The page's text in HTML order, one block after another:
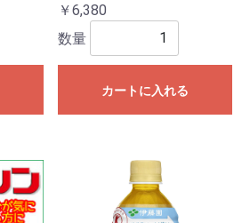
￥6,380
数量
カートに入れる